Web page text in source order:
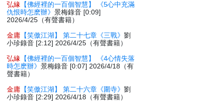
弘緣 【佛經裡的一百個智慧】 《5心中充滿
仇恨時怎麽辦》景梅錄音 [0:09]
2026/4/25（有聲書籍）
金庸 【笑傲江湖】 第二十七章《三戰》劉
小珍錄音 [2:12] 2026/4/25（有聲書籍）
弘緣 【佛經裡的一百個智慧】 《4心情失落
時怎麽辦》景梅錄音 [0:07] 2026/4/18（有
聲書籍）
金庸 【笑傲江湖】 第二十六章《圍寺》劉
小珍錄音 [2:29] 2026/4/18（有聲書籍）